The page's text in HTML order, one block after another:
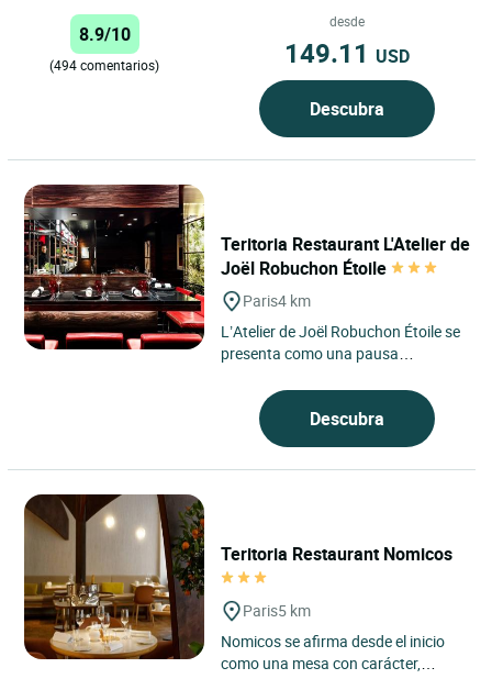
Renovado y con aire
acondicionado,...
8.9/10
(494 comentarios)
desde
149.11 USD
Descubra
Teritoria Restaurant L'Atelier de
Joël Robuchon Étoile
Paris4 km
L’Atelier de Joël Robuchon Étoile se
presenta como una pausa
distrito 8 de París,...
Descubra
Teritoria Restaurant Nomicos
Paris5 km
Nomicos se afirma desde el inicio
como una mesa con carácter,